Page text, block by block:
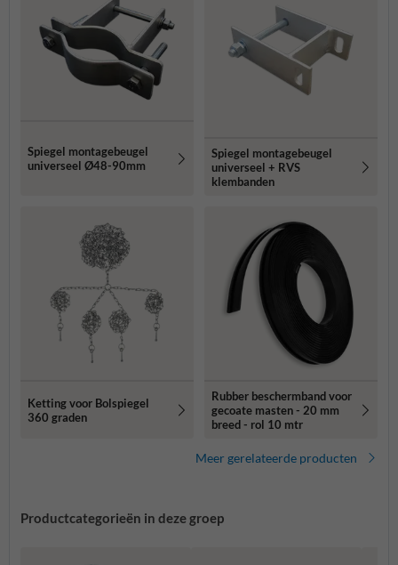
Spiegel montagebeugel
universeel Ø48-90mm
Spiegel montagebeugel
universeel + RVS
klembanden
Ketting voor Bolspiegel
360 graden
Rubber beschermband voor
gecoate masten - 20 mm
breed - rol 10 mtr
Meer gerelateerde producten
Productcategorieën in deze groep